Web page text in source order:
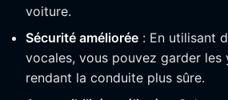
voiture.
Sécurité améliorée : En utilisant
vocales, vous pouvez garder les
rendant la conduite plus sûre.